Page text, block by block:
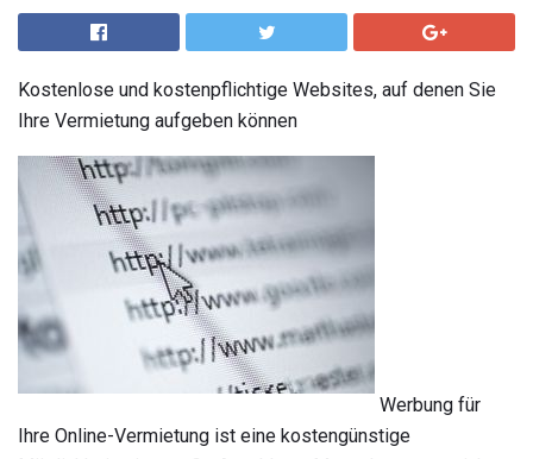
Kostenlose und kostenpflichtige Websites, auf denen Sie
Ihre Vermietung aufgeben können
Werbung für
Ihre Online-Vermietung ist eine kostengünstige